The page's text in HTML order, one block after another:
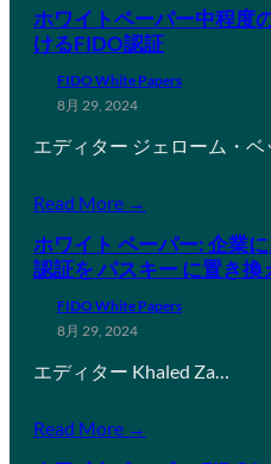
ホワイトペーパー中程度
けるFIDO認証
FIDO White Papers
8月 29, 2024
エディター ジェローム・ベ
Read More →
ホワイト ペーパー: 企業
認証を パスキー に置き換
FIDO White Papers
8月 29, 2024
エディター Khaled Za…
Read More →